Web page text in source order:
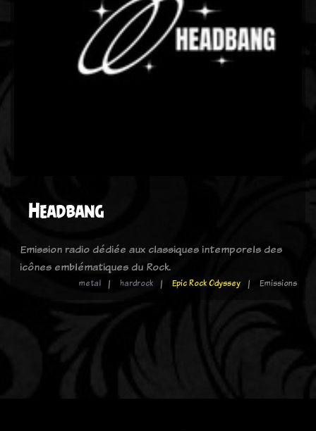
Headbang
Emission radio dédiée aux classiques intemporels des
icônes emblématiques du Rock.
metal hardrock Epic Rock Odyssey Emissions